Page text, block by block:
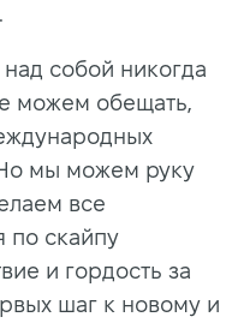
собой никогда
можем обещать,
мы можем руку
все
по скайпу
и гордость за
шаг к новому и